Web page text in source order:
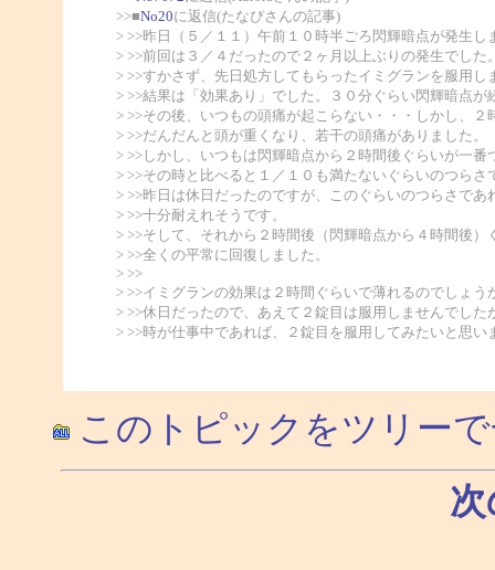
>>■No20に返信(たなぴさんの記事)
> >>昨日（５／１１）午前１０時半ごろ閃輝暗点が発生し
> >>前回は３／４だったので２ヶ月以上ぶりの発生でした
> >>すかさず、先日処方してもらったイミグランを服用し
> >>結果は「効果あり」でした。３０分ぐらい閃輝暗点が
> >>その後、いつもの頭痛が起こらない・・・しかし、２
> >>だんだんと頭が重くなり、若干の頭痛がありました。
> >>しかし、いつもは閃輝暗点から２時間後ぐらいが一番
> >>その時と比べると１／１０も満たないぐらいのつらさ
> >>昨日は休日だったのですが、このぐらいのつらさであ
> >>十分耐えれそうです。
> >>そして、それから２時間後（閃輝暗点から４時間後）
> >>全くの平常に回復しました。
> >>
> >>イミグランの効果は２時間ぐらいで薄れるのでしょう
> >>休日だったので、あえて２錠目は服用しませんでした
> >>時が仕事中であれば、２錠目を服用してみたいと思い
このトピックをツリー
次